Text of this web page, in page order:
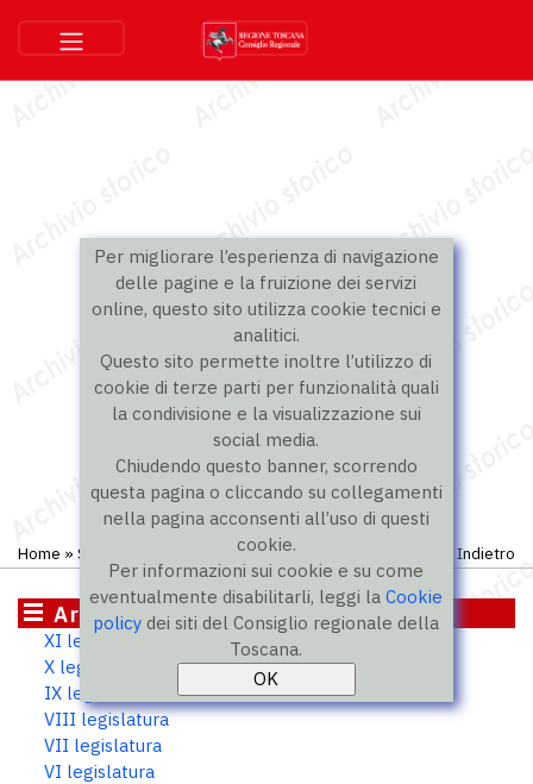
Per migliorare l’esperienza di navigazione
delle pagine e la fruizione dei servizi
online, questo sito utilizza cookie tecnici e
analitici.
Questo sito permette inoltre l’utilizzo di
cookie di terze parti per funzionalità quali
la condivisione e la visualizzazione sui
social media.
Chiudendo questo banner, scorrendo
questa pagina o cliccando su collegamenti
nella pagina acconsenti all’uso di questi
cookie.
Per informazioni sui cookie e su come
eventualmente disabilitarli, leggi laCookie
policy dei siti del Consiglio regionale della
Toscana.
Home » Storico IV legislatura»Consiglieri Indietro
Archivio storico
XI legislatura
X legislatura
IX legislatura
VIII legislatura
VII legislatura
VI legislatura